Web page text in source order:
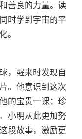
善良的力量。读
时学到宇宙的平
。
，醒来时发现自
。他意识到这次
的宝贵一课：珍
小明从此更加努
段故事，激励更